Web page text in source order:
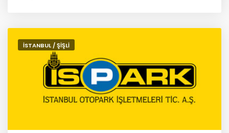
İSTANBUL / ŞİŞLİ